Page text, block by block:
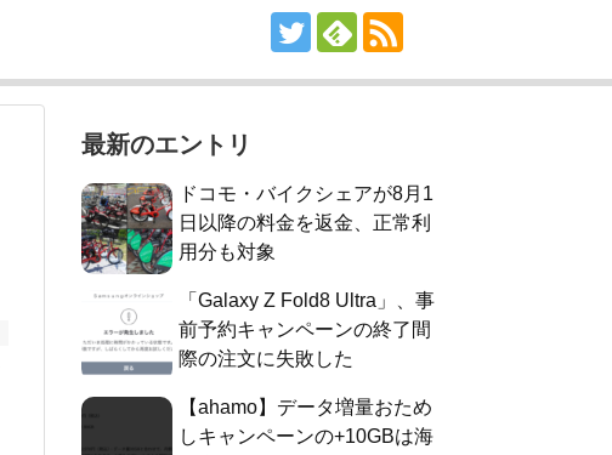
最新のエントリ
ドコモ・バイクシェアが8月1
日以降の料金を返金、正常利
用分も対象
「Galaxy Z Fold8 Ultra」、事
前予約キャンペーンの終了間
際の注文に失敗した
【ahamo】データ増量おため
しキャンペーンの+10GBは海